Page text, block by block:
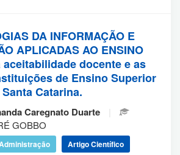
DA INFORMAÇÃO E
APLICADAS AO ENSINO
aceitabilidade docente e as
de Ensino Superior
Catarina.
Caregnato Duarte
GOBBO
Artigo Científico